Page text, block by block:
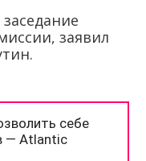
заявил